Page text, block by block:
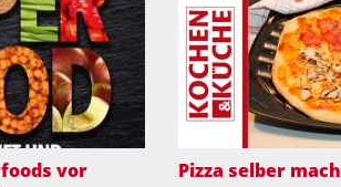
vor Pizza selber